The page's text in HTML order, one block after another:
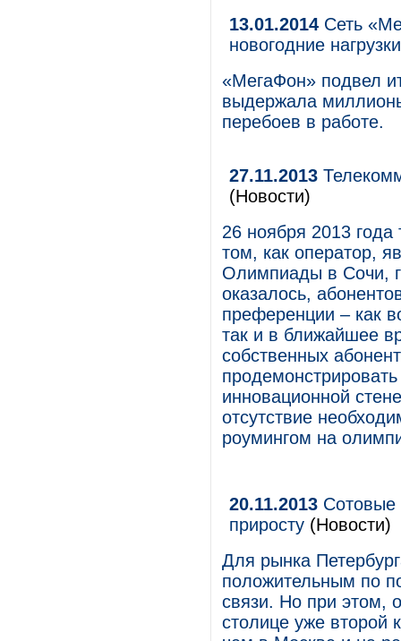
13.01.2014 Сеть
новогодние нагрузки
«МегаФон» подвел
выдержала
перебоев в работе.
27.11.2013
(Новости)
26 ноября 2013
том, как оператор,
Олимпиады в Сочи,
оказалось,
преференции – как
так и в ближайшее
собственных
инновационной
отсутствие
роумингом на
20.11.2013 Сотовые
приросту (Новости)
Для рынка
положительным по
связи. Но при этом,
столице уже второй